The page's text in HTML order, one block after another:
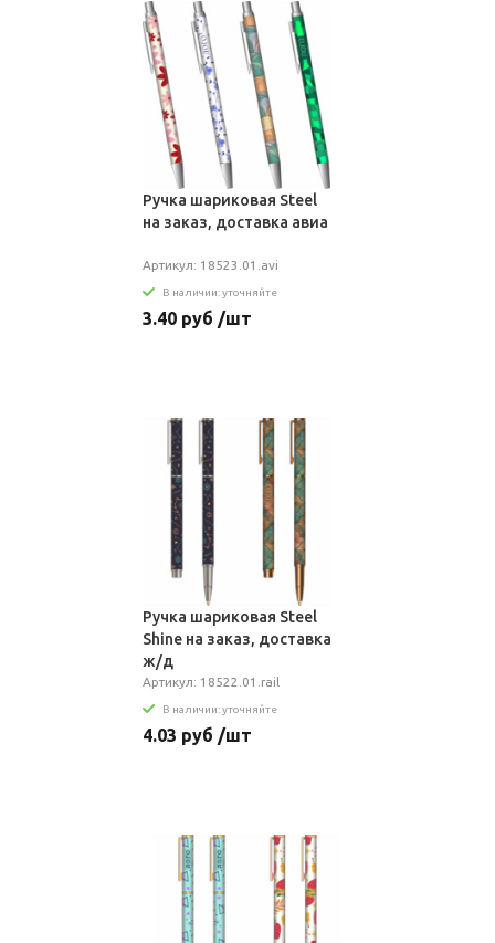
Ручка шариковая Steel
на заказ, доставка авиа
Артикул: 18523.01.avi
В наличии: уточняйте
3.40 руб /шт
Ручка шариковая Steel
Shine на заказ, доставка
ж/д
Артикул: 18522.01.rail
В наличии: уточняйте
4.03 руб /шт